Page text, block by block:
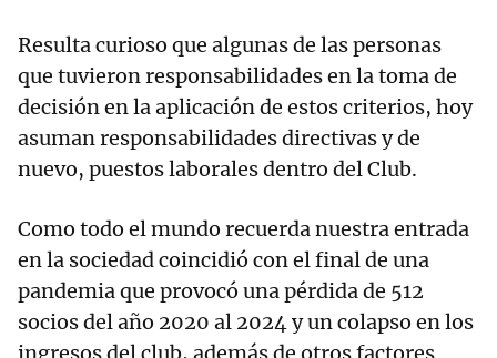
Resulta curioso que algunas de las personas
que tuvieron responsabilidades en la toma de
decisión en la aplicación de estos criterios, hoy
asuman responsabilidades directivas y de
nuevo, puestos laborales dentro del Club.
Como todo el mundo recuerda nuestra entrada
en la sociedad coincidió con el final de una
pandemia que provocó una pérdida de 512
socios del año 2020 al 2024 y un colapso en los